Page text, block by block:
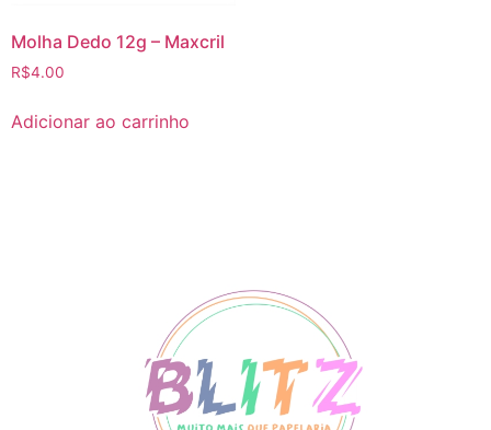
Molha Dedo 12g – Maxcril
R$4.00
Adicionar ao carrinho